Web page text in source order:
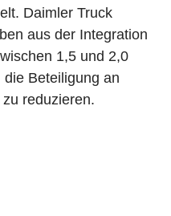
Daimler Truck
aus der Integration
1,5 und 2,0
Beteiligung an
reduzieren.